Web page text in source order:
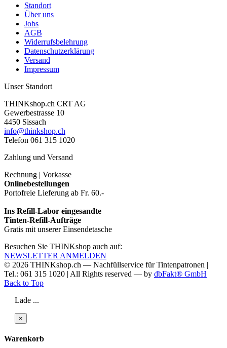
Standort
Über uns
Jobs
AGB
Widerrufsbelehrung
Datenschutzerklärung
Versand
Impressum
Unser Standort
THINKshop.ch CRT AG
Gewerbestrasse 10
4450 Sissach
info@thinkshop.ch
Telefon 061 315 1020
Zahlung und Versand
Rechnung | Vorkasse
Onlinebestellungen
Portofreie Lieferung ab Fr. 60.-
Ins Refill-Labor eingesandte
Tinten-Refill-Aufträge
Gratis mit unserer Einsendetasche
Besuchen Sie THINKshop auch auf:
NEWSLETTER ANMELDEN
© 2026 THINKshop.ch — Nachfüllservice fürTintenpatronen |
Tel.: 061 315 1020 | All Rights reserved — by dbFakt® GmbH
Back to Top
Lade ...
×
Warenkorb